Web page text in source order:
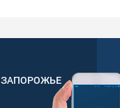
ЗАПОРОЖЬЕ